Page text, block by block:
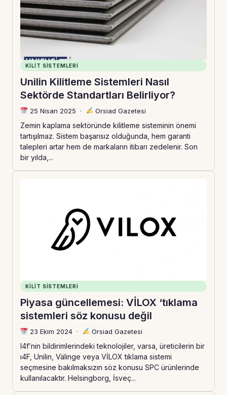
KILIT SISTEMLERI
Unilin Kilitleme Sistemleri Nasıl
Sektörde Standartları Belirliyor?
25 Nisan 2025 · Orsiad Gazetesi
Zemin kaplama sektöründe kilitleme sisteminin önemi
tartışılmaz. Sistem başarısız olduğunda, hem garanti
talepleri artar hem de markaların itibarı zedelenir. Son
bir yılda,...
KILIT SISTEMLERI
Piyasa güncellemesi: VİLOX ‘tıklama
sistemleri söz konusu değil
23 Ekim 2024· Orsiad Gazetesi
I4f’nin bildirimlerindeki teknolojiler, varsa, üreticilerin bir
ı4F, Unilin, Välinge veya VİLOX tıklama sistemi
seçmesine bakılmaksızın söz konusu SPC ürünlerinde
kullanılacaktır. Helsingborg, İsveç...